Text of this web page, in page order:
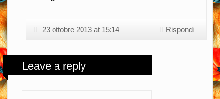
23 ottobre 2013 at 15:14 Rispondi
Leave a reply